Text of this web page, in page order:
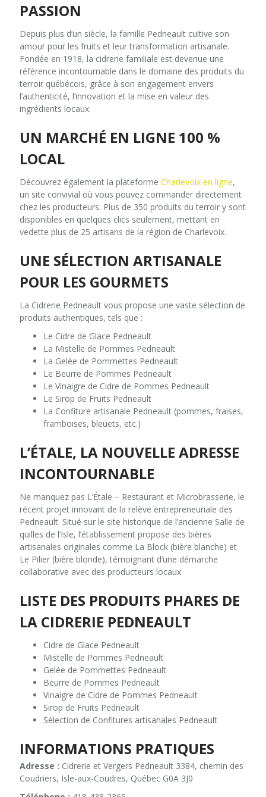
PASSION
Depuis plus d’un siècle, la famille Pedneault cultive son
amour pour les fruits et leur transformation artisanale.
Fondée en 1918, la cidrerie familiale est devenue une
référence incontournable dans le domaine des produits du
terroir québécois, grâce à son engagement envers
l’authenticité, l’innovation et la mise en valeur des
ingrédients locaux.
UN MARCHÉ EN LIGNE 100 %
LOCAL
Découvrez également la plateforme Charlevoix en ligne,
un site convivial où vous pouvez commander directement
chez les producteurs. Plus de 350 produits du terroir y sont
disponibles en quelques clics seulement, mettant en
vedette plus de 25 artisans de la région de Charlevoix.
UNE SÉLECTION ARTISANALE
POUR LES GOURMETS
La Cidrerie Pedneault vous propose une vaste sélection de
produits authentiques, tels que :
Le Cidre de Glace Pedneault
La Mistelle de Pommes Pedneault
La Gelée de Pommettes Pedneault
Le Beurre de Pommes Pedneault
Le Vinaigre de Cidre de Pommes Pedneault
Le Sirop de Fruits Pedneault
La Confiture artisanale Pedneault (pommes, fraises,
framboises, bleuets, etc.)
L’ÉTALE, LA NOUVELLE ADRESSE
INCONTOURNABLE
Ne manquez pas L’Étale – Restaurant et Microbrasserie, le
récent projet innovant de la relève entrepreneuriale des
Pedneault. Situé sur le site historique de l’ancienne Salle de
quilles de l’Isle, l’établissement propose des bières
artisanales originales comme La Block (bière blanche) et
Le Pilier (bière blonde), témoignant d’une démarche
collaborative avec des producteurs locaux.
LISTE DES PRODUITS PHARES DE
LA CIDRERIE PEDNEAULT
Cidre de Glace Pedneault
Mistelle de Pommes Pedneault
Gelée de Pommettes Pedneault
Beurre de Pommes Pedneault
Vinaigre de Cidre de Pommes Pedneault
Sirop de Fruits Pedneault
Sélection de Confitures artisanales Pedneault
INFORMATIONS PRATIQUES
Adresse : Cidrerie et Vergers Pedneault 3384, chemin des
Coudriers, Isle-aux-Coudres, Québec G0A 3J0